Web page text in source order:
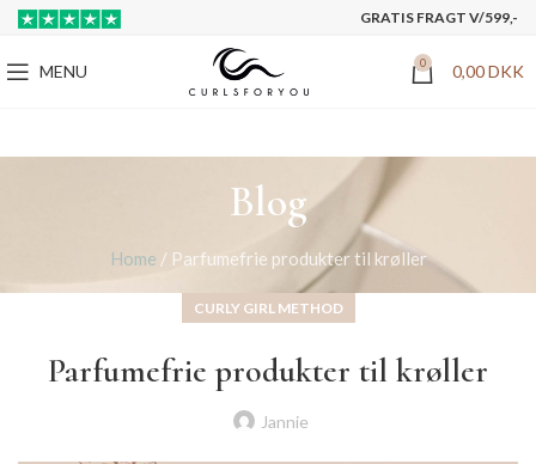
GRATIS FRAGT V/599,-
MENU 0 0,00DKK
Blog
Home / Parfumefrie produkter til krøller
CURLY GIRL METHOD
Parfumefrie produkter til krøller
Jannie